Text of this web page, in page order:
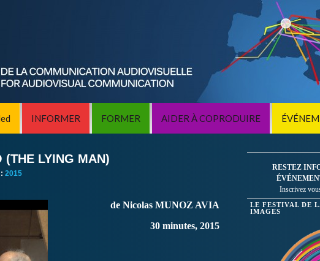
INFORMER FORMER AIDER À COPRODUIRE
(THE LYING MAN)
2015
de Nicolas MUNOZ AVIA
30 minutes, 2015
RESTEZ
Inscrivez
LE FESTIVAL DE
IMAGES